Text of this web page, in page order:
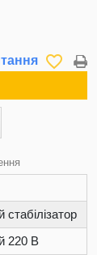
favorite_border
стабілізатор
220 В